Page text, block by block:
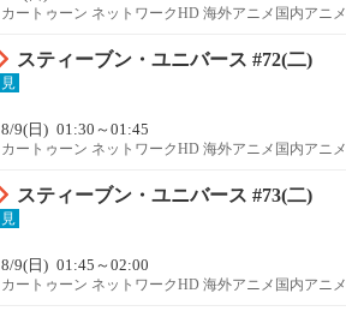
カートゥーン ネットワークHD 海外アニメ国内アニメ
スティーブン・ユニバース #72(二)
見
8/9(日) 01:30～01:45
カートゥーン ネットワークHD 海外アニメ国内アニメ
スティーブン・ユニバース #73(二)
見
8/9(日) 01:45～02:00
カートゥーン ネットワークHD 海外アニメ国内アニメ